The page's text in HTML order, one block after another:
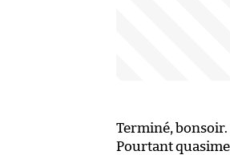
Terminé, bonsoir.
Pourtant